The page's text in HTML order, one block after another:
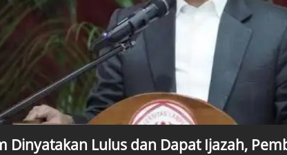
Dinyatakan Lulus dan Dapat Ijazah,